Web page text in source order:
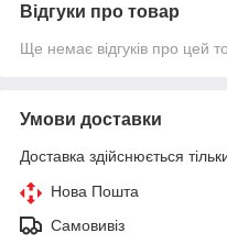
Відгуки про товар
Ще немає відгуків про цей
Умови доставки
Доставка здійснюється
Нова Пошта
Самовивіз